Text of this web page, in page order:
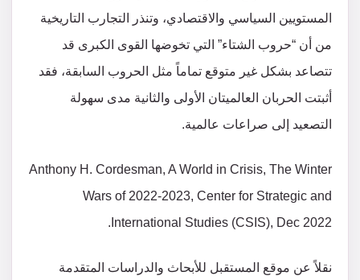
المستويين السياسي والاقتصادي، وتنذر التجارب التاريخية
من أن “حروب الشتاء” التي تخوضها القوى الكبرى قد
تتصاعد بشكل غير متوقع تماماً مثل الحروب السابقة، فقد
أثبتت الحربان العالميتان الأولى والثانية مدى سهولة
التصعيد إلى صراعات عالمية.
Anthony H. Cordesman, A World in Crisis, The Winter
Wars of 2022-2023, Center for Strategic and
International Studies (CSIS), Dec 2022.
نقلاً عن موقع المستقبل للأبحاث والدراسات المتقدمة